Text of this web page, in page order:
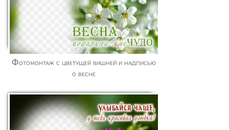
Фотомонтаж с цветущей вишней и надписью
о весне